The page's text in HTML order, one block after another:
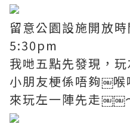
留意公園設施開放
5:30pm
我哋五點先發現，
小朋友梗係唔夠￼喉
來玩左一陣先走￼￼